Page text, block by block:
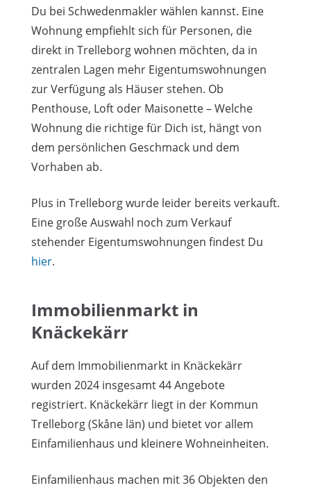
Du bei Schwedenmakler wählen kannst. Eine
Wohnung empfiehlt sich für Personen, die
direkt in Trelleborg wohnen möchten, da in
zentralen Lagen mehr Eigentumswohnungen
zur Verfügung als Häuser stehen. Ob
Penthouse, Loft oder Maisonette – Welche
Wohnung die richtige für Dich ist, hängt von
dem persönlichen Geschmack und dem
Vorhaben ab.
Plus in Trelleborg wurde leider bereits verkauft.
Eine große Auswahl noch zum Verkauf
stehender Eigentumswohnungen findest Du
hier.
Immobilienmarkt in
Knäckekärr
Auf dem Immobilienmarkt in Knäckekärr
wurden 2024 insgesamt 44 Angebote
registriert. Knäckekärr liegt in der Kommun
Trelleborg (Skåne län) und bietet vor allem
Einfamilienhaus und kleinere Wohneinheiten.
Einfamilienhaus machen mit 36 Objekten den